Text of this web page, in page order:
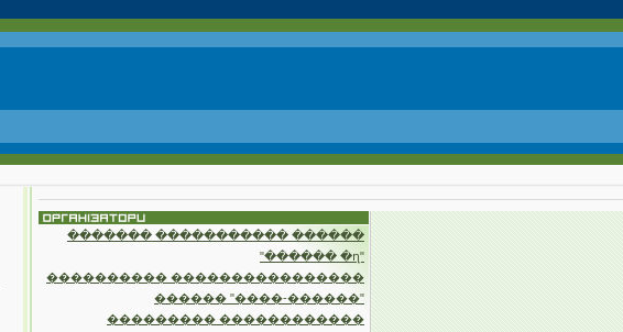
������� ����������� ������
"������ �ղ"
���������� ����������������
������ "����-������"
��������� ������������